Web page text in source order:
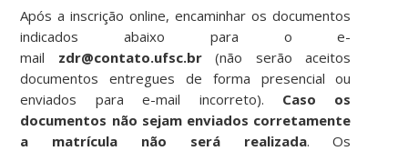
Após a inscrição online, encaminhar os documentos
indicados abaixo para o e-
mail zdr@contato.ufsc.br(não serão aceitos
documentos entregues de forma presencial ou
enviados para e-mail incorreto). Caso os
documentos não sejam enviados corretamente
a matrícula não será realizada. Os